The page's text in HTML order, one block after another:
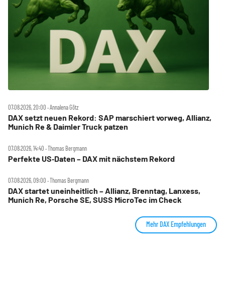
07.08.2026, 20:00 ‧ Annalena Götz
DAX setzt neuen Rekord: SAP marschiert vorweg, Allianz,
Munich Re & Daimler Truck patzen
07.08.2026, 14:40 ‧ Thomas Bergmann
Perfekte US‑Daten – DAX mit nächstem Rekord
07.08.2026, 09:00 ‧ Thomas Bergmann
DAX startet uneinheitlich – Allianz, Brenntag, Lanxess,
Munich Re, Porsche SE, SUSS MicroTec im Check
Mehr DAX Empfehlungen